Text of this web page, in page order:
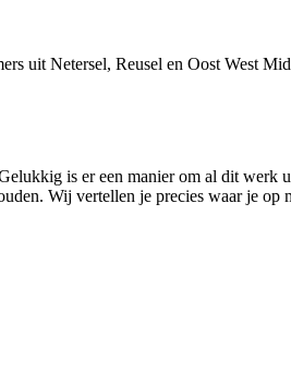
uit Netersel, Reusel en Oost West
is er een manier om al dit werk
Wij vertellen je precies waar je op